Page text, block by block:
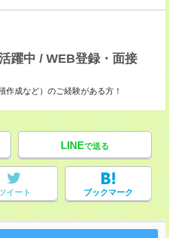
躍中 / WEB登録・面接
作成など）のご経験がある方！
LINEで送る
イート ブックマーク